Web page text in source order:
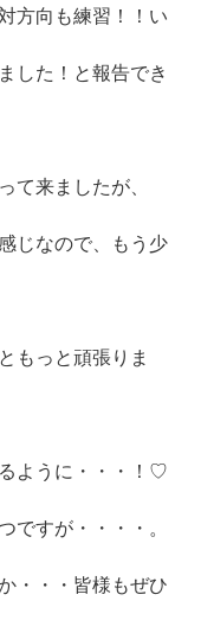
方向も練習！！い
した！と報告でき
来ましたが、
じなので、もう少
もっと頑張りま
ように・・・！♡
ですが・・・・。
・・・皆様もぜひ